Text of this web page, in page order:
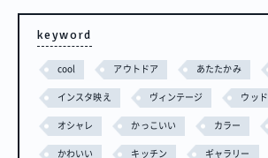
keyword
cool アウトドア あたたかみ
インスタ映え ヴィンテージ ウッド
オシャレ かっこいい カラー
かわいい キッチン ギャラリー